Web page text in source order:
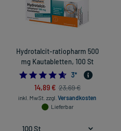
Hydrotalcit-ratiopharm 500
mg Kautabletten, 100 St
4.666666666666667
3*
14,89 € 23,69 €
inkl. MwSt. zzgl. Versandkosten
Lieferbar